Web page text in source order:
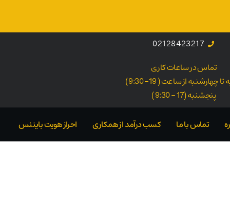
02128423217
تماس در ساعات کاری
چهارشنبه از ساعت ( 19- 9:30 )
پنجشنبه (17 - 9:30 )
تماس با ما کسب درآمد از همکاری احراز هویت بایننس